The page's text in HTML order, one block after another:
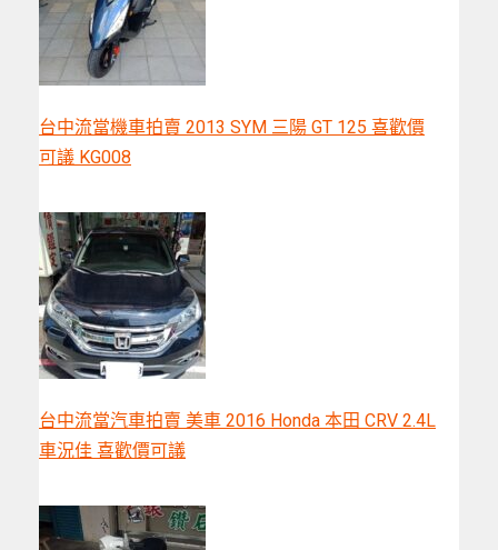
台中流當機車拍賣 2013 SYM 三陽 GT 125 喜歡價
可議 KG008
台中流當汽車拍賣 美車 2016 Honda 本田 CRV 2.4L
車況佳 喜歡價可議